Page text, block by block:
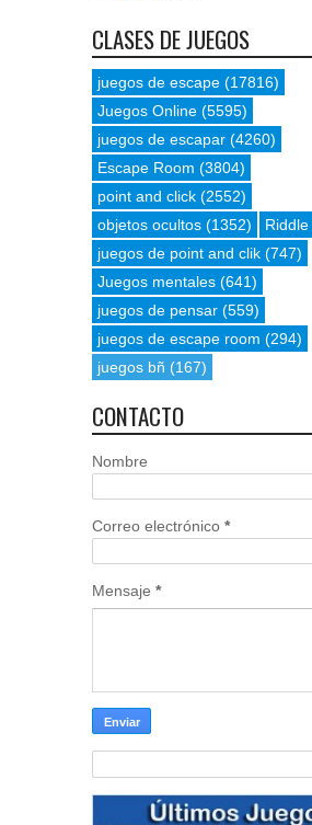
CLASES DE JUEGOS
juegos de escape (17816)
Juegos Online (5595)
juegos de escapar (4260)
Escape Room (3804)
point and click (2552)
objetos ocultos (1352) Riddle
juegos de point and clik (747)
Juegos mentales (641)
juegos de pensar (559)
juegos de escape room (294)
juegos bñ (167)
CONTACTO
Nombre
Correo electrónico *
Mensaje *